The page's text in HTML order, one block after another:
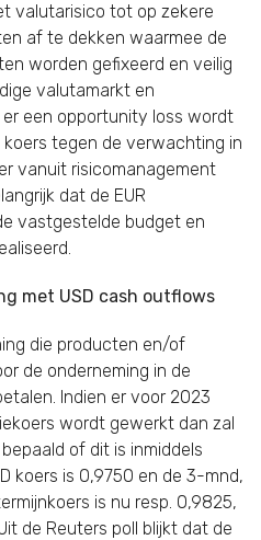
valutarisico tot op zekere
af te dekken waarmee de
worden gefixeerd en veilig
valutamarkt en
een opportunity loss wordt
koers tegen de verwachting in
vanuit risicomanagement
dat de EUR
vastgestelde budget en
met USD cash outflows
die producten en/of
de onderneming in de
Indien er voor 2023
wordt gewerkt dan zal
of dit is inmiddels
koers is 0,9750 en de 3-mnd,
is nu resp. 0,9825,
de Reuters poll blijkt dat de